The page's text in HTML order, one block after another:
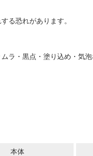
る恐れがあります。
ラ・黒点・塗り込め・気
本体